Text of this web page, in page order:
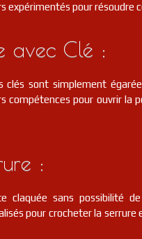
expérimentés pour résoudre
avec Clé :
clés sont simplement
compétences pour ouvrir la
:
sans possibilité
pour crocheter la